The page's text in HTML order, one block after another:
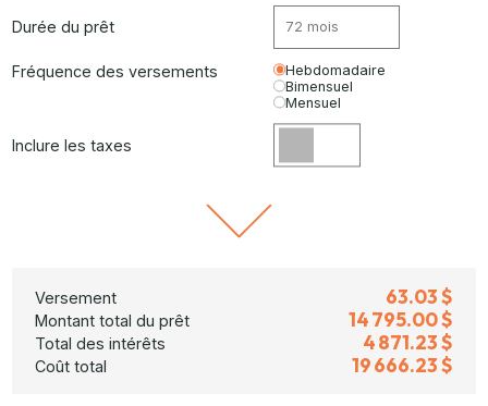
Durée du prêt
Fréquence des versements
Hebdomadaire
Bimensuel
Mensuel
Inclure les taxes
Versement 63.03 $
Montant total du prêt 14 795.00 $
Total des intérêts 4 871.23 $
Coût total 19 666.23 $